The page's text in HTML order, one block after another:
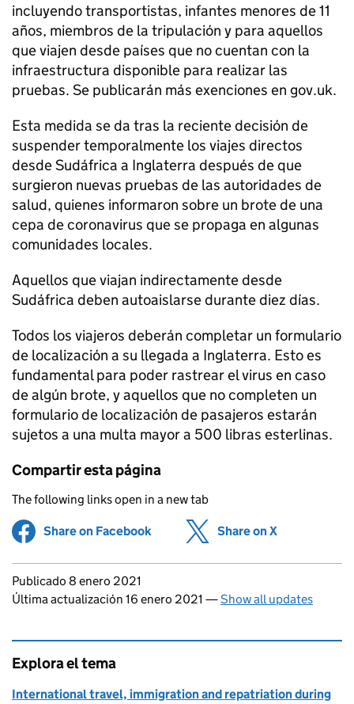
incluyendo transportistas, infantes menores de 11
años, miembros de la tripulación y para aquellos
que viajen desde países que no cuentan con la
infraestructura disponible para realizar las
pruebas. Se publicarán más exenciones en gov.uk.
Esta medida se da tras la reciente decisión de
suspender temporalmente los viajes directos
desde Sudáfrica a Inglaterra después de que
surgieron nuevas pruebas de las autoridades de
salud, quienes informaron sobre un brote de una
cepa de coronavirus que se propaga en algunas
comunidades locales.
Aquellos que viajan indirectamente desde
Sudáfrica deben autoaislarse durante diez días.
Todos los viajeros deberán completar un formulario
de localización a su llegada a Inglaterra. Esto es
fundamental para poder rastrear el virus en caso
de algún brote, y aquellos que no completen un
formulario de localización de pasajeros estarán
sujetos a una multa mayor a 500 libras esterlinas.
Compartir esta página
The following links open in a new tab
Share on Facebook (opens in new tab)
Share on X
Updates to this page
Publicado 8 enero 2021
Última actualización 16 enero 2021 —Show all updates
Explora el tema
International travel, immigration and repatriation during